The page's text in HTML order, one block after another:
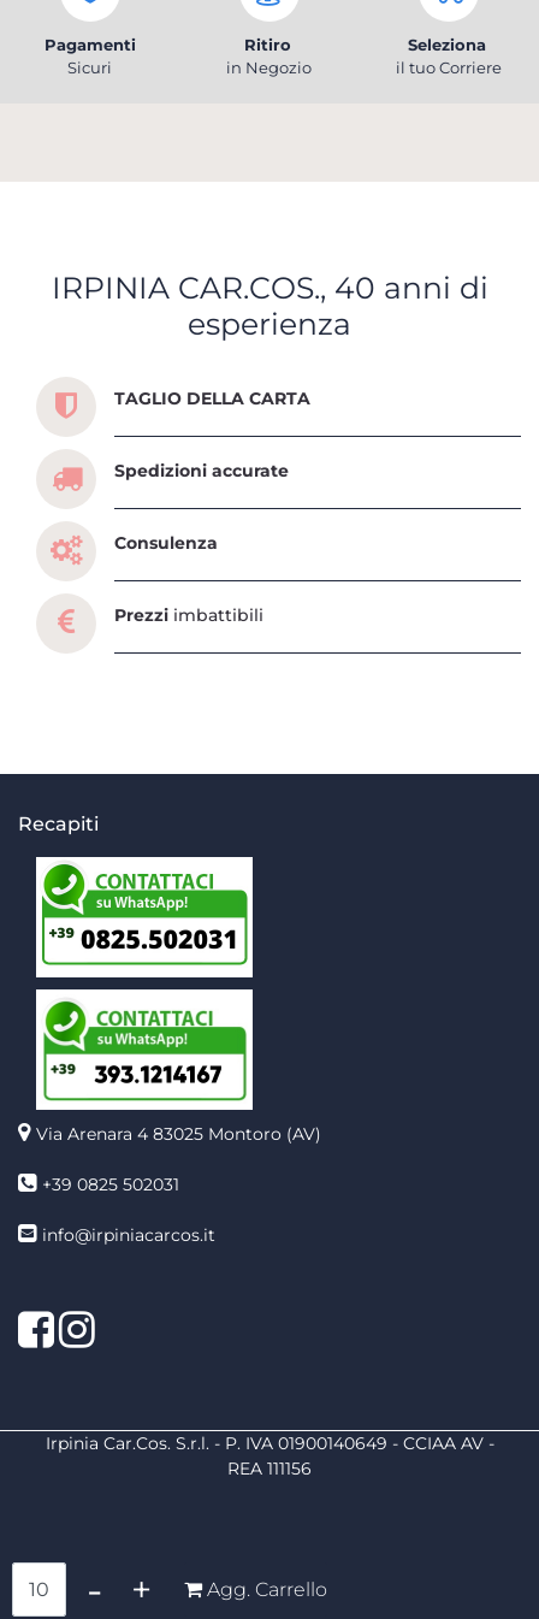
Pagamenti
Sicuri
Ritiro
in Negozio
Seleziona
il tuo Corriere
Agg. Carrello
IRPINIA CAR.COS., 40 anni di
esperienza
Scopri tutti i servizi che ti abbiamo dedicato
TAGLIO DELLA CARTA
Spedizioni accurate
Consulenza
Prezzi imbattibili
Recapiti
Via Arenara 4 83025 Montoro (AV)
+39 0825 502031
info@irpiniacarcos.it
FacebookInstagram
Irpinia Car.Cos. S.r.l. - P. IVA 01900140649 - CCIAA AV -
REA 111156
Powered byPassepartout